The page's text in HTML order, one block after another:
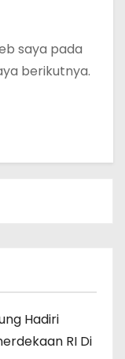
saya pada
berikutnya.
Hadiri
RI Di